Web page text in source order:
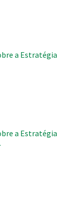
a Estratégia
a Estratégia